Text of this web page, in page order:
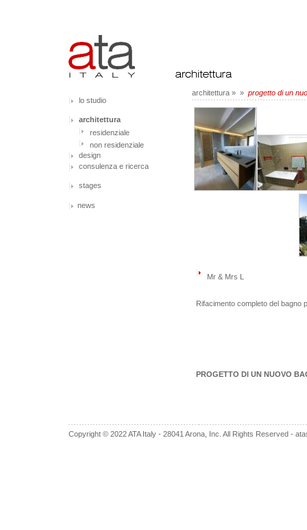
lo studio
architettura
residenziale
non residenziale
design
consulenza e ricerca
stages
news
architettura » » progetto di un
Mr & Mrs L
Rifacimento completo del bagno
PROGETTO DI UN NUOVO
Copyright © 2022 ATA Italy - 28041 Arona, Inc. All Rights Reserved -